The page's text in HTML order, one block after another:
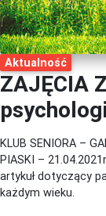
Aktualność
ZAJĘCIA
KLUB SENIORA –
PIASKI –
artykuł dotyczący
każdym wieku.